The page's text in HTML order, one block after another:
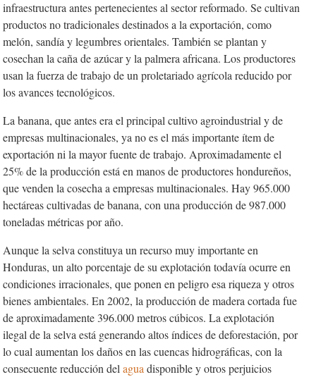
infraestructura antes pertenecientes al sector reformado. Se cultivan
productos no tradicionales destinados a la exportación, como
melón, sandía y legumbres orientales. También se plantan y
cosechan la caña de azúcar y la palmera africana. Los productores
usan la fuerza de trabajo de un proletariado agrícola reducido por
los avances tecnológicos.
La banana, que antes era el principal cultivo agroindustrial y de
empresas multinacionales, ya no es el más importante ítem de
exportación ni la mayor fuente de trabajo. Aproximadamente el
25% de la producción está en manos de productores hondureños,
que venden la cosecha a empresas multinacionales. Hay 965.000
hectáreas cultivadas de banana, con una producción de 987.000
toneladas métricas por año.
Aunque la selva constituya un recurso muy importante en
Honduras, un alto porcentaje de su explotación todavía ocurre en
condiciones irracionales, que ponen en peligro esa riqueza y otros
bienes ambientales. En 2002, la producción de madera cortada fue
de aproximadamente 396.000 metros cúbicos. La explotación
ilegal de la selva está generando altos índices de deforestación, por
lo cual aumentan los daños en las cuencas hidrográficas, con la
consecuente reducción del agua disponible y otros perjuicios